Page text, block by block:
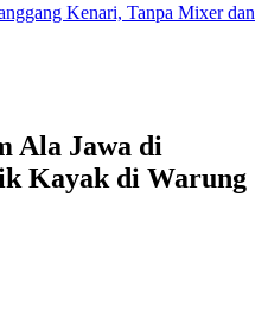
Kenari, Tanpa Mixer dan
Ala Jawa di
Kayak di Warung